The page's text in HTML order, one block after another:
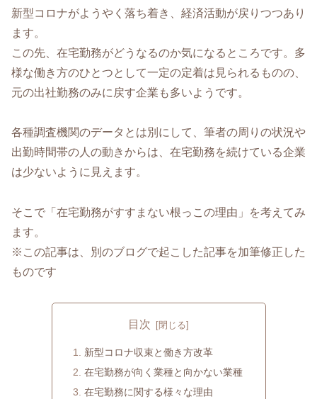
新型コロナがようやく落ち着き、経済活動が戻りつつあり
ます。
この先、在宅勤務がどうなるのか気になるところです。多
様な働き方のひとつとして一定の定着は見られるものの、
元の出社勤務のみに戻す企業も多いようです。
各種調査機関のデータとは別にして、筆者の周りの状況や
出勤時間帯の人の動きからは、在宅勤務を続けている企業
は少ないように見えます。
そこで「在宅勤務がすすまない根っこの理由」を考えてみ
ます。
※この記事は、別のブログで起こした記事を加筆修正した
ものです
目次
新型コロナ収束と働き方改革
在宅勤務が向く業種と向かない業種
在宅勤務に関する様々な理由